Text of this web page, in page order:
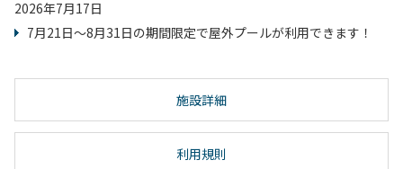
2026年7月17日
7月21日～8月31日の期間限定で屋外プールが利用できます！
施設詳細
利用規則